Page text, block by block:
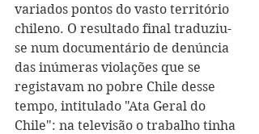
variados pontos do vasto território
chileno. O resultado final traduziu-
se num documentário de denúncia
das inúmeras violações que se
registavam no pobre Chile desse
tempo, intitulado "Ata Geral do
Chile": na televisão o trabalho tinha